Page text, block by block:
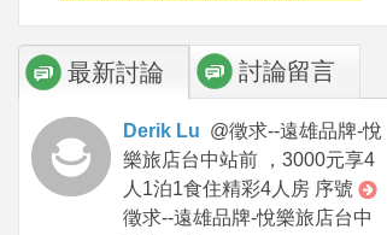
最新討論 討論留言
Derik Lu @徵求--遠雄品牌-悅
樂旅店台中站前 ，3000元享4
人1泊1食住精彩4人房 序號
徵求--遠雄品牌-悅樂旅店台中